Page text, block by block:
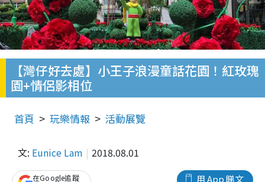
【灣仔好去處】小王子浪漫童話花園！紅玫瑰
園+情侶影相位
首頁 玩樂情報 活動展覽
文: Eunice Lam 2018.08.01
用 App 睇文
在Google追蹤